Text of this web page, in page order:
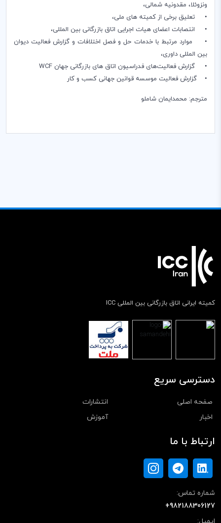
ونزوئلا، مقدونیه شمالی،
• تعلیق برخی از کمیته های ملی،
• انتصابات اعضای هیات اجرایی اتاق بازرگانی بین المللی،
• موارد مرتبط با خدمات حل و فصل اختلافات و گزارش فعالیت دیوان
بین المللی داوری،
• گزارش فعالیت‌های فدراسیون اتاق های بازرگانی جهان WCF
• گزارش فعالیت موسسه قوانین جهانی کسب و کار
مترجم: محمدایمان شاملو
کمیته ایرانی اتاق بازرگانی بین المللی ICC
دسترسی سریع
صفحه اصلی
انتشارات
اخبار
آموزش
ارتباط با ما
شماره تماس:
+982188306127